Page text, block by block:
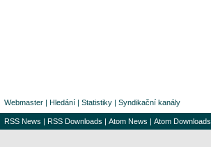
Webmaster | Hledání | Statistiky | Syndikační kanály
RSS News | RSS Downloads | Atom News | Atom Downloads